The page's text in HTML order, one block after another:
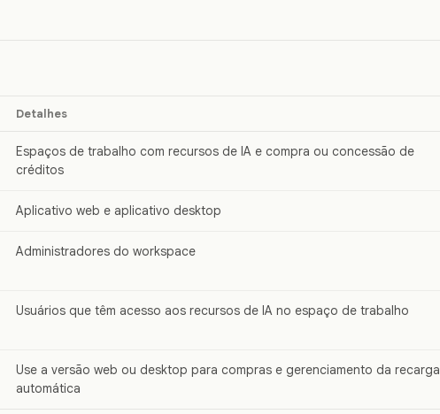
Detalhes
Espaços de trabalho com recursos de IA e compra ou concessão de
créditos
Aplicativo web e aplicativo desktop
Administradores do workspace
Usuários que têm acesso aos recursos de IA no espaço de trabalho
Use a versão web ou desktop para compras e gerenciamento da recarga
automática